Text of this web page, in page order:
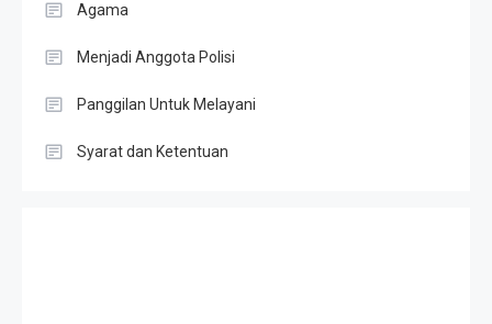
Agama
Menjadi Anggota Polisi
Panggilan Untuk Melayani
Syarat dan Ketentuan